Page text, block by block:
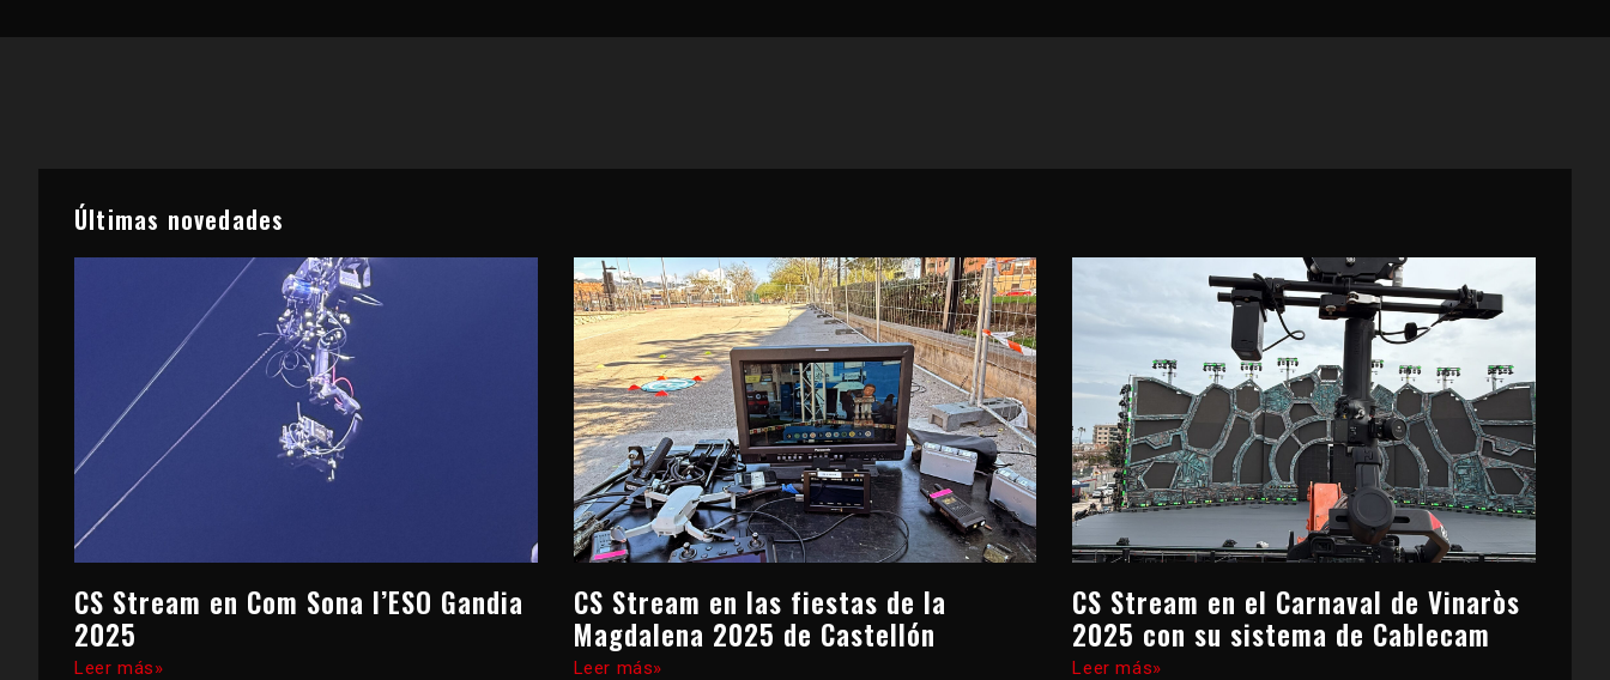
Últimas novedades
CS Stream en Com Sona l’ESO Gandia
2025
Leer más»
CS Stream en las fiestas de la
Magdalena 2025 de Castellón
Leer más»
CS Stream en el Carnaval de Vinaròs
2025 con su sistema de Cablecam
Leer más»